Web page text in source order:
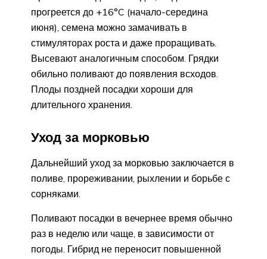
прогреется до +16°C (начало-середина
июня), семена можно замачивать в
стимуляторах роста и даже проращивать.
Высевают аналогичным способом. Грядки
обильно поливают до появления всходов.
Плоды поздней посадки хороши для
длительного хранения.
Уход за морковью
Дальнейший уход за морковью заключается в
поливе, прореживании, рыхлении и борьбе с
сорняками.
Поливают посадки в вечернее время обычно
раз в неделю или чаще, в зависимости от
погоды. Гибрид не переносит повышенной